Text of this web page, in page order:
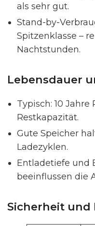
als sehr gut.
Stand-by-
Spitzenklasse –
Nachtstunden.
Lebensdauer
Typisch: 10
Restkapazität.
Gute Speicher
Ladezyklen.
Entladetiefe und
beeinflussen die
Sicherheit